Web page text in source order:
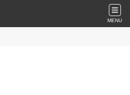
MENU